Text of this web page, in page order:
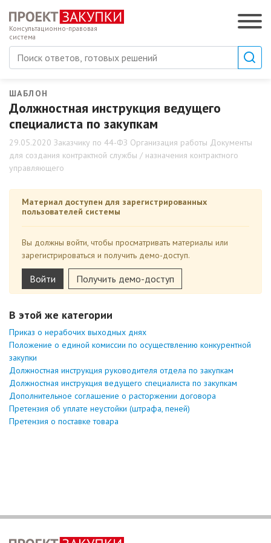
Консультационно-правовая
система
ШАБЛОН
Должностная инструкция ведущего
специалиста по закупкам
29.05.2020 Заказчику по 44-ФЗ Организация работы Документы
для создания контрактной службы / назначения контрактного
управляющего
Материал доступен для зарегистрированных
пользователей системы
Вы должны войти, чтобы просматривать материалы или
зарегистрироваться и получить демо-доступ.
Войти Получить демо-доступ
В этой же категории
Приказ о нерабочих выходных днях
Положение о единой комиссии по осуществлению конкурентной
закупки
Должностная инструкция руководителя отдела по закупкам
Должностная инструкция ведущего специалиста по закупкам
Дополнительное соглашение о расторжении договора
Претензия об уплате неустойки (штрафа, пеней)
Претензия о поставке товара